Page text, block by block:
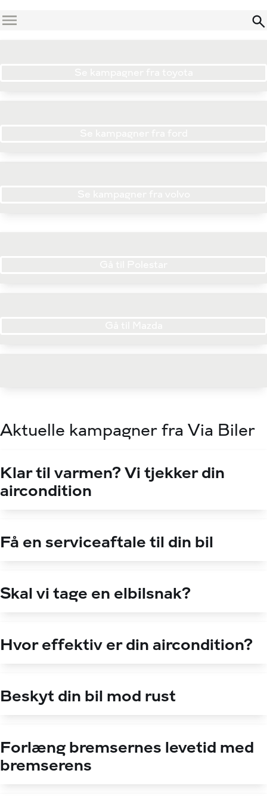
Menu
Aktuelle kampagner fra Via Biler
Klar til varmen? Vi tjekker din
aircondition
Få en serviceaftale til din bil
Skal vi tage en elbilsnak?
Hvor effektiv er din aircondition?
Beskyt din bil mod rust
Forlæng bremsernes levetid med
bremserens